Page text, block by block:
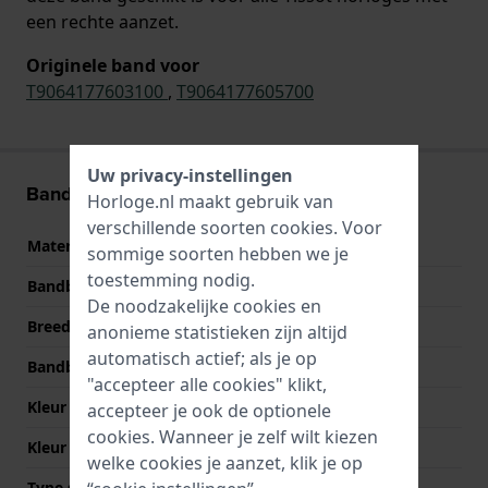
een rechte aanzet.
Originele band voor
T9064177603100 , T9064177605700
Band informatie
Materiaal Band
Leer
Bandbreedte
20 mm
Breedte bandaanzet
20 mm
Bandbreedte bij sluiting
18 mm
Kleur Band
Bruin
Kleur stiksel
Bruin
Uw privacy-instellingen
Horloge.nl maakt gebruik van
verschillende soorten cookies. Voor
sommige soorten hebben we je
toestemming nodig.
De noodzakelijke cookies en
anonieme statistieken zijn altijd
automatisch actief; als je op
"accepteer alle cookies" klikt,
accepteer je ook de optionele
cookies. Wanneer je zelf wilt kiezen
welke cookies je aanzet, klik je op